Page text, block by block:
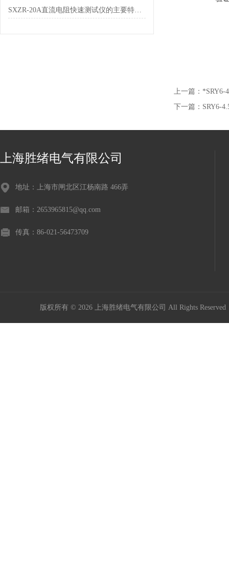
SXZR-20A直流电阻快速测试仪的主要特点都有哪些呢
上一篇： *SRY6-
下一篇： SRY6-
上海胜绪电气有限公司
地址：上海市闸北区江杨南路 466弄
邮箱：2653965815@qq.com
传真：86-021-56473709
版权所有 © 2026 上海胜绪电气有限公司 All Rights